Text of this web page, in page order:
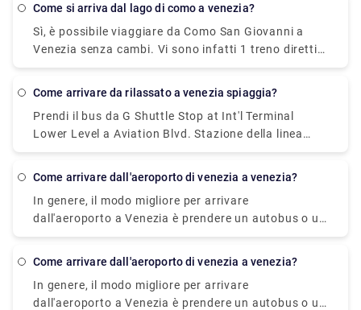
come si arriva dal lago di como a venezia?
Sì, è possibile viaggiare da Como San Giovanni a
Venezia senza cambi. Vi sono infatti 1 treno diretti
da Como San Giovanni a Venezia.
come arrivare da rilassato a venezia spiaggia?
Prendi il bus da G Shuttle Stop at Int'l Terminal
Lower Level a Aviation Blvd. Stazione della linea
verde. Prendi il linea 3 bus da Aviation/Lax Station a
Sb & Santa Monica Place a Main Sb & Venice Way
Ns.
come arrivare dall'aeroporto di venezia a venezia?
In genere, il modo migliore per arrivare
dall'aeroporto a Venezia è prendere un autobus o un
taxi dall'aeroporto fino a Piazzale Roma e poi salire
Alilaguna direttamente dall'aeroporto e scendere al
terminal più vicino a dove alloggi.
come arrivare dall'aeroporto di venezia a venezia?
In genere, il modo migliore per arrivare
dall'aeroporto a Venezia è prendere un autobus o un